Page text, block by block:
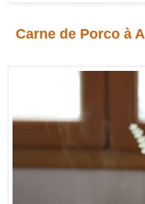
Carne de Porco à